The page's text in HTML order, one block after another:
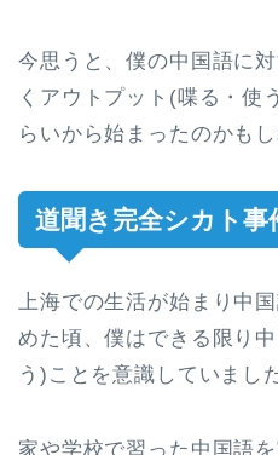
今思うと、僕の中国語に
くアウトプット(喋る・使
らいから始まったのかもし
道聞き完全シカト事
上海での生活が始まり中
めた頃、僕はできる限り
う)ことを意識していまし
家や学校で習った中国語